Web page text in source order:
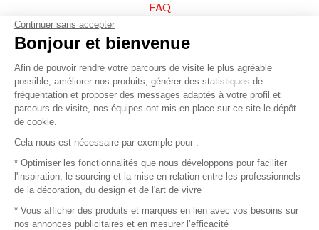
FAQ
Vendez vos produits
Plan du site
© 2016 –Organisation SAFI
Recrutement
Continuer sans accepter
Bonjour et bienvenue
Afin de pouvoir rendre votre parcours de visite le plus agréable
possible, améliorer nos produits, générer des statistiques de
fréquentation et proposer des messages adaptés à votre profil et
parcours de visite, nos équipes ont mis en place sur ce site le dépôt
de cookie.
Cela nous est nécessaire par exemple pour :
* Optimiser les fonctionnalités que nous développons pour faciliter
l'inspiration, le sourcing et la mise en relation entre les professionnels
de la décoration, du design et de l'art de vivre
* Vous afficher des produits et marques en lien avec vos besoins sur
nos annonces publicitaires et en mesurer l’efficacité